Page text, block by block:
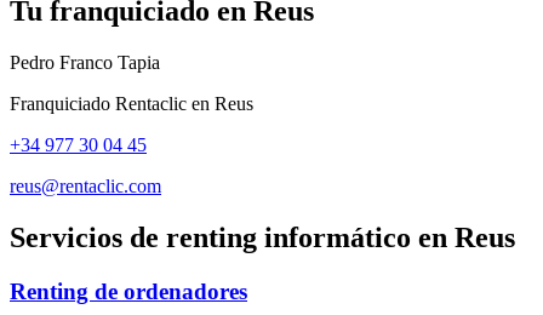
Tu franquiciado en Reus
Pedro Franco Tapia
Franquiciado Rentaclic en Reus
+34 977 30 04 45
reus@rentaclic.com
Servicios de renting informático en Reus
Renting de ordenadores